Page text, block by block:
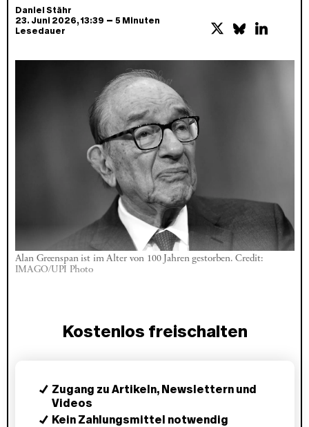
Daniel Stähr
23. Juni 2026, 13:39 – 5 Minuten
Lesedauer
Alan Greenspan ist im Alter von 100 Jahren gestorben. Credit:
IMAGO/UPI Photo
Kostenlos freischalten
Zugang zu Artikeln, Newslettern und
Videos
Kein Zahlungsmittel notwendig